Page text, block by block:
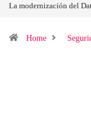
Los ingresos por
Home